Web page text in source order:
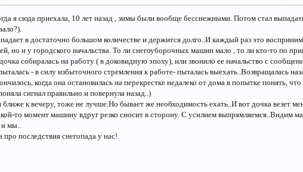
я сюда приехала, 10 лет назад , зимы были вообще бесснежными. Потом стал
в достаточно большом количестве и держится долго..И каждый раз это
но и у городского начальства. То ли снегоуборочных машин мало , то ли кто-то по
собиралась на работу ( в доковидную эпоху), или звонило ее начальство с
- в силу избыточного стремления к работе- пыталась выехать..Возвращалась
когда она остановилась на перекрестке недалеко от дома в попытке понять,
сигнал правильно и повернула назад..)
ближе к вечеру, тоже не лучше.Но бывает же необходимость ехать..И вот дочка везет
то момент машину вдруг резко сносит в сторону. С усилием выпрямляемся..Видим
и мы..
последствия снегопада у нас!